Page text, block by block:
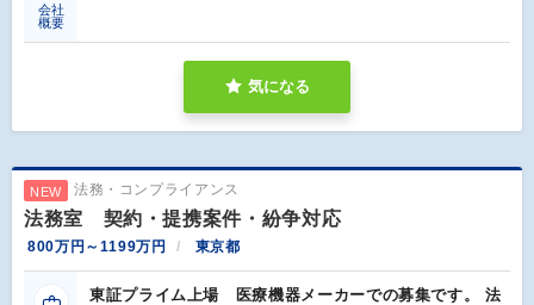
会社
概要
気になる
NEW 法務・コンプライアンス
法務室 契約・提携案件・紛争対応
800万円～1199万円 東京都
東証プライム上場 医療機器メーカーでの募集です。 法